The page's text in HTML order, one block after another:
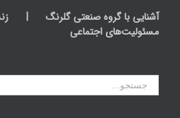
آشنایی با گروه صنعتی گلرنگ
مسئولیت‌های اجتماعی
جستجو
برای: